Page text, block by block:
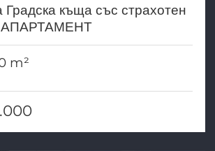
Градска къща със страхотен
m²